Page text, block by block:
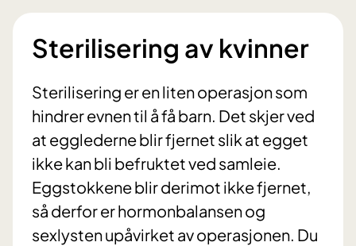
Sterilisering av kvinner
Sterilisering er en liten operasjon som
hindrer evnen til å få barn. Det skjer ved
at egglederne blir fjernet slik at egget
ikke kan bli befruktet ved samleie.
Eggstokkene blir derimot ikke fjernet,
så derfor er hormonbalansen og
sexlysten upåvirket av operasjonen. Du